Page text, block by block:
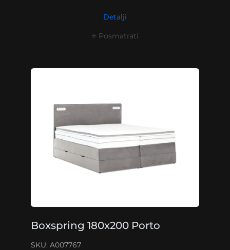
Detalji
⭐ Posmatrati
Boxspring 180x200 Porto
SKU: A007767